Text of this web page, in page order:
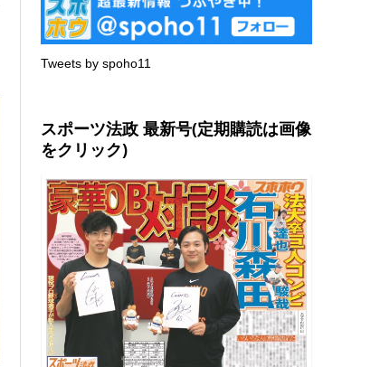
Tweets by spoho11
スポーツ法政 最新号(定期購読は画像
をクリック)